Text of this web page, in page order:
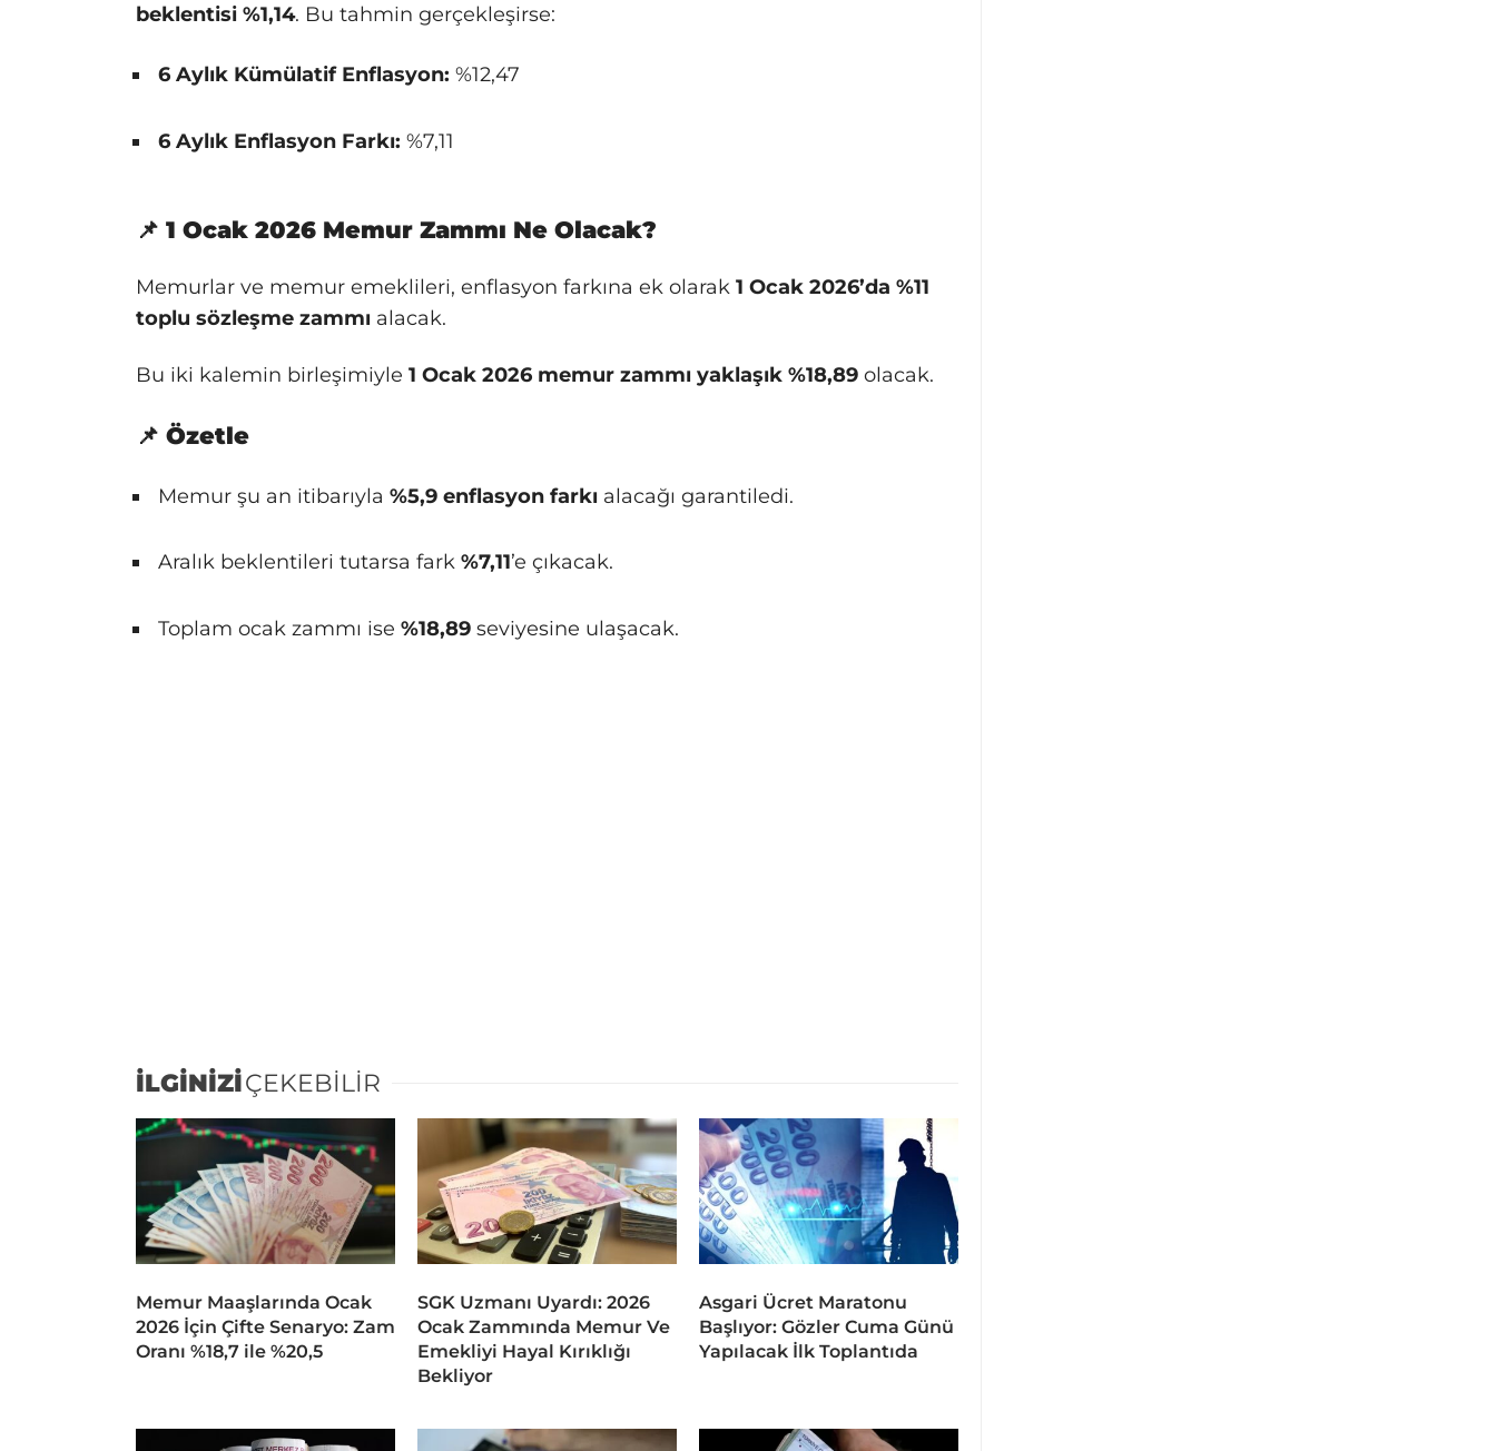
beklentisi %1,14. Bu tahmin gerçekleşirse:
6 Aylık Kümülatif Enflasyon: %12,47
6 Aylık Enflasyon Farkı: %7,11
📌 1 Ocak 2026 Memur Zammı Ne Olacak?
Memurlar ve memur emeklileri, enflasyon farkına ek olarak 1 Ocak 2026’da %11
toplu sözleşme zammı alacak.
Bu iki kalemin birleşimiyle 1 Ocak 2026 memur zammı yaklaşık %18,89 olacak.
📌 Özetle
Memur şu an itibarıyla %5,9 enflasyon farkı alacağı garantiledi.
Aralık beklentileri tutarsa fark %7,11’e çıkacak.
Toplam ocak zammı ise %18,89 seviyesine ulaşacak.
İLGİNİZİÇEKEBİLİR
Memur Maaşlarında Ocak
2026 İçin Çifte Senaryo: Zam
Oranı %18,7 ile %20,5
SGK Uzmanı Uyardı: 2026
Ocak Zammında Memur Ve
Emekliyi Hayal Kırıklığı
Bekliyor
Asgari Ücret Maratonu
Başlıyor: Gözler Cuma Günü
Yapılacak İlk Toplantıda